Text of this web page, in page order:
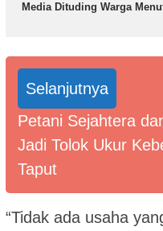
Media Dituding Warga
Selanjutnya
Petani Sejahtera
Jadi Tolok Ukur
Taput
“Tidak ada usaha